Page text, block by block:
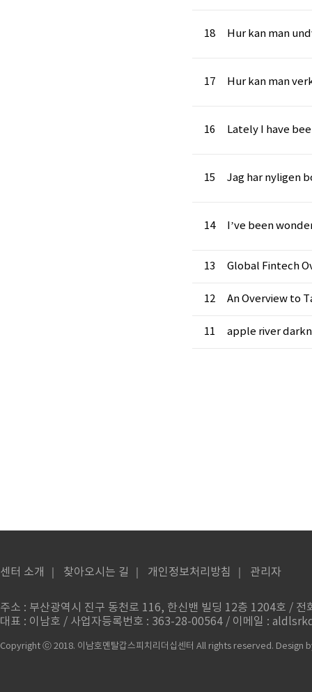
18 Hur kan man
17 Hur kan man
16 Lately I have
15 Jag har nyligen
14 I’ve been
13 Global Fintech
12 An Overview to
11 apple river
센터 소개 찾아오시는 길 개인정보처리방침 관리자
주소 : 부산광역시 진구 동천로 116, 한신밴 빌딩 12층 1204호 /
대표 : 이남호 / 사업자등록번호 : 363-28-00564 / 이메일 :
Copyright ⓒ 2018. 이남호멘탈갑스피치리더십센터 All rights reserved. Design